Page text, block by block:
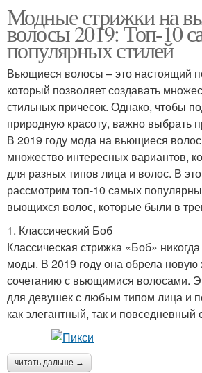
Модные стрижки на
волосы 2019: Топ-10
популярных стилей
Вьющиеся волосы – это настоящий
который позволяет создавать
стильных причесок. Однако, чтобы
природную красоту, важно выбрать
В 2019 году мода на вьющиеся
множество интересных вариантов,
для разных типов лица и волос. В
рассмотрим топ-10 самых
вьющихся волос, которые были в
1. Классический Боб
Классическая стрижка «Боб»
моды. В 2019 году она обрела новую
сочетанию с вьющимися волосами.
для девушек с любым типом лица и
как элегантный, так и повседневный
читать дальше →